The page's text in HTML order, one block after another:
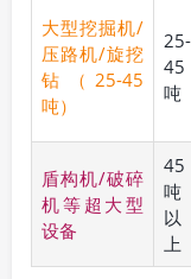
大型挖掘机/
压路机/旋挖
钻（25-45
吨）
25-
45
吨
盾构机/破碎
机等超大型
设备
45
吨
以
上